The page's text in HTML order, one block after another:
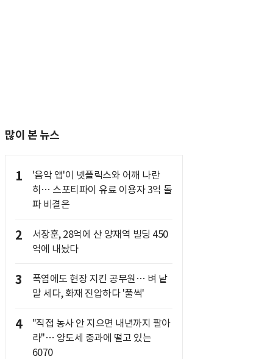
많이 본 뉴스
1
'음악 앱'이 넷플릭스와 어깨 나란
히… 스포티파이 유료 이용자 3억 돌
파 비결은
2
서장훈, 28억에 산 양재역 빌딩 450
억에 내놨다
3
폭염에도 현장 지킨 공무원… 벼 낱
알 세다, 화재 진압하다 '풀썩'
4
"직접 농사 안 지으면 내년까지 팔아
라"… 양도세 중과에 떨고 있는
6070